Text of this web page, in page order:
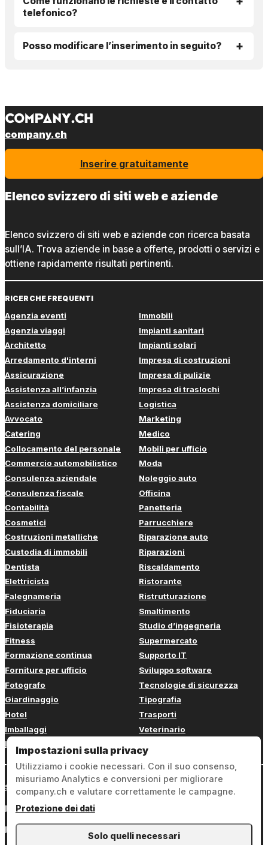
telefonico?
Posso modificare l’inserimento in seguito?
company.ch
Inserire gratuitamente
Elenco svizzero di siti web e aziende
Elenco svizzero di siti web e aziende con ricerca basata
sull’IA. Trova aziende in base a offerte, prodotti o servizi e
ottiene rapidamente risultati pertinenti.
RICERCHE FREQUENTI
Agenzia eventi
Agenzia viaggi
Architetto
Arredamento d'interni
Assicurazione
Assistenza all’infanzia
Assistenza domiciliare
Avvocato
Catering
Collocamento del personale
Commercio automobilistico
Consulenza aziendale
Consulenza fiscale
Contabilità
Cosmetici
Costruzioni metalliche
Custodia di immobili
Dentista
Elettricista
Falegnameria
Fiduciaria
Fisioterapia
Fitness
Formazione continua
Forniture per ufficio
Fotografo
Giardinaggio
Hotel
Imballaggi
Imbianchino
Immobili
Impianti sanitari
Impianti solari
Impresa di costruzioni
Impresa di pulizie
Impresa di traslochi
Logistica
Marketing
Medico
Mobili per ufficio
Moda
Noleggio auto
Officina
Panetteria
Parrucchiere
Riparazione auto
Riparazioni
Riscaldamento
Ristorante
Ristrutturazione
Smaltimento
Studio d’ingegneria
Supermercato
Supporto IT
Sviluppo software
Tecnologie di sicurezza
Tipografia
Trasporti
Veterinario
Sign in
Note legali
Protezione dei dati
Impostazioni sulla privacy
Utilizziamo i cookie necessari. Con il suo consenso,
misuriamo Analytics e conversioni per migliorare
company.ch e valutare correttamente le campagne.
Protezione dei dati
Solo quelli necessari